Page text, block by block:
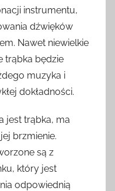
instrumentu,
dźwięków
Nawet niewielkie
trąbka będzie
muzyka i
dokładności.
jest trąbka, ma
brzmienie.
są z
który jest
odpowiednią